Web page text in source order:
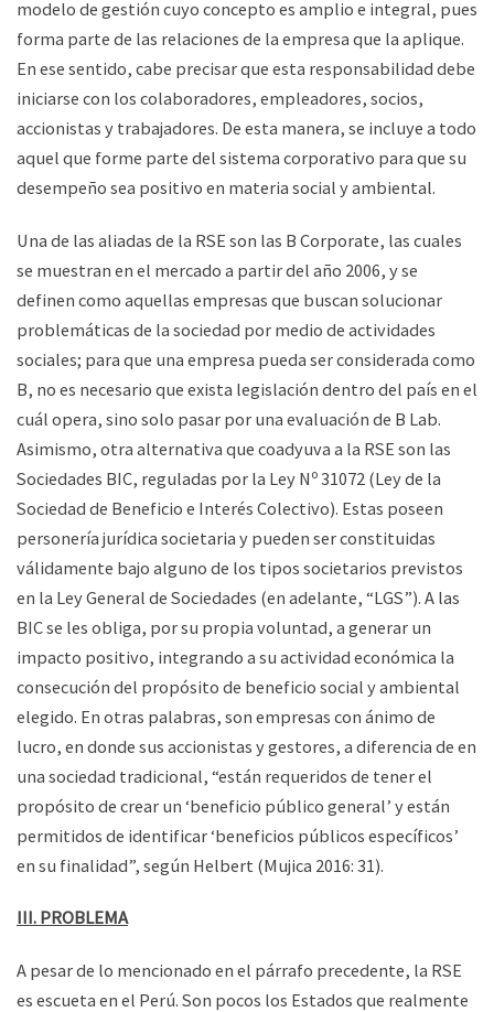
modelo de gestión cuyo concepto es amplio e integral, pues
forma parte de las relaciones de la empresa que la aplique.
En ese sentido, cabe precisar que esta responsabilidad debe
iniciarse con los colaboradores, empleadores, socios,
accionistas y trabajadores. De esta manera, se incluye a todo
aquel que forme parte del sistema corporativo para que su
desempeño sea positivo en materia social y ambiental.
Una de las aliadas de la RSE son las B Corporate, las cuales
se muestran en el mercado a partir del año 2006, y se
definen como aquellas empresas que buscan solucionar
problemáticas de la sociedad por medio de actividades
sociales; para que una empresa pueda ser considerada como
B, no es necesario que exista legislación dentro del país en el
cuál opera, sino solo pasar por una evaluación de B Lab.
Asimismo, otra alternativa que coadyuva a la RSE son las
Sociedades BIC, reguladas por la Ley Nº 31072 (Ley de la
Sociedad de Beneficio e Interés Colectivo). Estas poseen
personería jurídica societaria y pueden ser constituidas
válidamente bajo alguno de los tipos societarios previstos
en la Ley General de Sociedades (en adelante, “LGS”). A las
BIC se les obliga, por su propia voluntad, a generar un
impacto positivo, integrando a su actividad económica la
consecución del propósito de beneficio social y ambiental
elegido. En otras palabras, son empresas con ánimo de
lucro, en donde sus accionistas y gestores, a diferencia de en
una sociedad tradicional, “están requeridos de tener el
propósito de crear un ‘beneficio público general’ y están
permitidos de identificar ‘beneficios públicos específicos’
en su finalidad”, según Helbert (Mujica 2016: 31).
III. PROBLEMA
A pesar de lo mencionado en el párrafo precedente, la RSE
es escueta en el Perú. Son pocos los Estados que realmente